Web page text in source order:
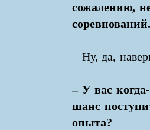
сожалению,
– Ну, да,
– У вас
шанс
опыта?